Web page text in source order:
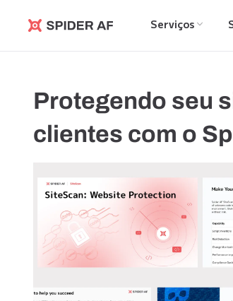
Spider AF
Serviços
Protegendo seu
clientes com o